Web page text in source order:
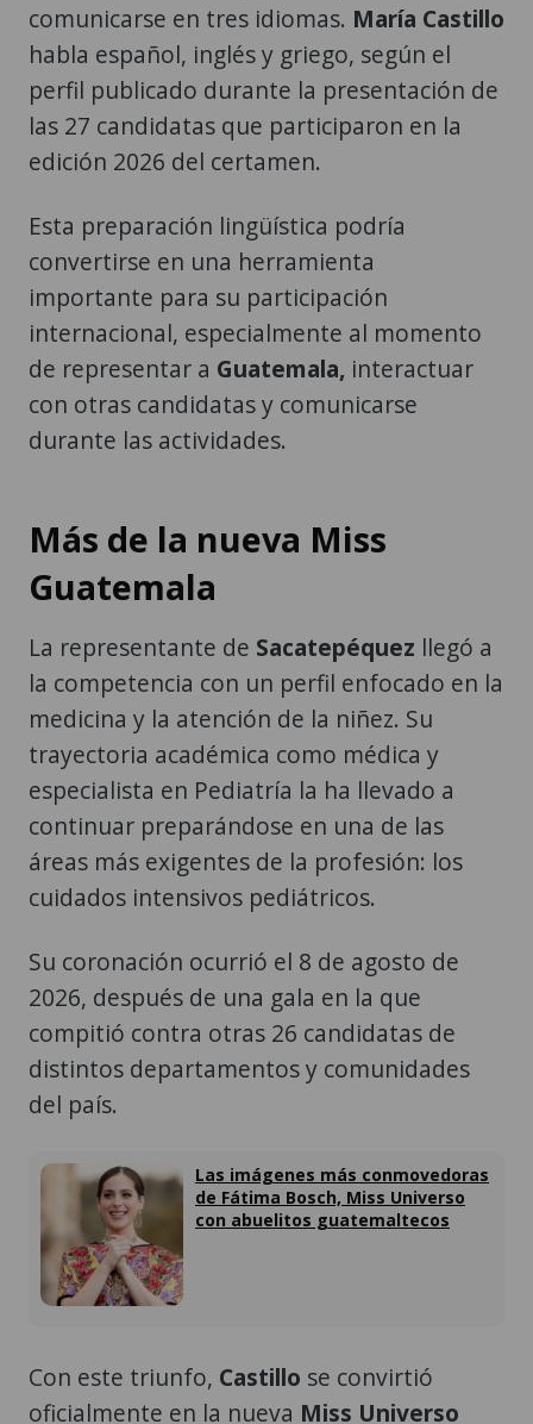
comunicarse en tres idiomas. María Castillo
habla español, inglés y griego, según el
perfil publicado durante la presentación de
las 27 candidatas que participaron en la
edición 2026 del certamen.
Esta preparación lingüística podría
convertirse en una herramienta
importante para su participación
internacional, especialmente al momento
de representar a Guatemala, interactuar
con otras candidatas y comunicarse
durante las actividades.
Más de la nueva Miss
Guatemala
La representante de Sacatepéquez llegó a
la competencia con un perfil enfocado en la
medicina y la atención de la niñez. Su
trayectoria académica como médica y
especialista en Pediatría la ha llevado a
continuar preparándose en una de las
áreas más exigentes de la profesión: los
cuidados intensivos pediátricos.
Su coronación ocurrió el 8 de agosto de
2026, después de una gala en la que
compitió contra otras 26 candidatas de
distintos departamentos y comunidades
del país.
Las imágenes más conmovedoras
de Fátima Bosch, Miss Universo
con abuelitos guatemaltecos
Con este triunfo, Castillo se convirtió
oficialmente en la nueva Miss Universo